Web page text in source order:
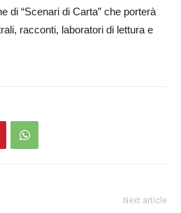
di “Scenari di Carta” che porterà
racconti, laboratori di lettura e
Next article